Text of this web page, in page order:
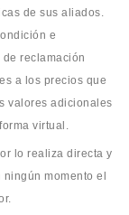
de sus aliados.
e
reclamación
a los precios que
valores adicionales
virtual.
lo realiza directa y
momento el